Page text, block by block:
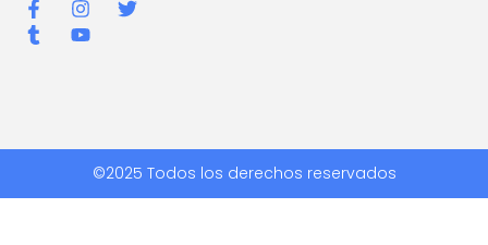
©2025 Todos los derechos reservados